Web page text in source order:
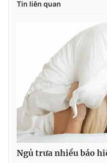
Tin liên quan
Ngủ trưa nhiều báo